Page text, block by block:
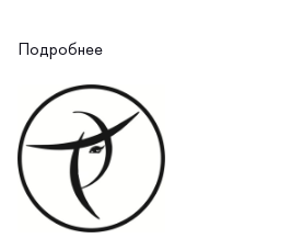
Подробнее